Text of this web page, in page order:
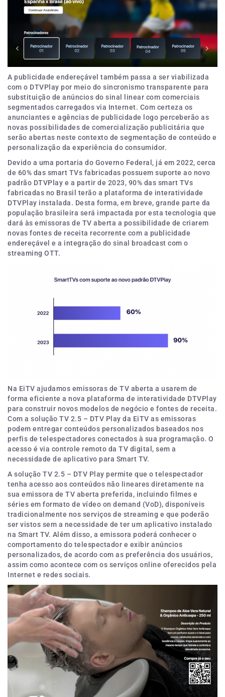
A publicidade endereçável também passa a ser viabilizada
com o DTVPlay por meio do sincronismo transparente para
substituição de anúncios do sinal linear com comerciais
segmentados carregados via Internet. Com certeza os
anunciantes e agências de publicidade logo perceberão as
novas possibilidades de comercialização publicitária que
serão abertas neste contexto de segmentação de conteúdo e
personalização da experiência do consumidor.
Devido a uma portaria do Governo Federal, já em 2022, cerca
de 60% das smart TVs fabricadas possuem suporte ao novo
padrão DTVPlay e a partir de 2023, 90% das smart TVs
fabricadas no Brasil terão a plataforma de interatividade
DTVPlay instalada. Desta forma, em breve, grande parte da
população brasileira será impactada por esta tecnologia que
dará às emissoras de TV aberta a possibilidade de criarem
novas fontes de receita recorrente com a publicidade
endereçável e a integração do sinal broadcast com o
streaming OTT.
Na EiTV ajudamos emissoras de TV aberta a usarem de
forma eficiente a nova plataforma de interatividade DTVPlay
para construir novos modelos de negócio e fontes de receita.
Com a solução TV 2.5 – DTV Play da EiTV as emissoras
podem entregar conteúdos personalizados baseados nos
perfis de telespectadores conectados à sua programação. O
acesso é via controle remoto da TV digital, sem a
necessidade de aplicativo para Smart TV.
A solução TV 2.5 – DTV Play permite que o telespectador
tenha acesso aos conteúdos não lineares diretamente na
sua emissora de TV aberta preferida, incluindo filmes e
séries em formato de vídeo on demand (VoD), disponíveis
tradicionalmente nos serviços de streaming e que poderão
ser vistos sem a necessidade de ter um aplicativo instalado
na Smart TV. Além disso, a emissora poderá conhecer o
comportamento do telespectador e exibir anúncios
personalizados, de acordo com as preferência dos usuários,
assim como acontece com os serviços online oferecidos pela
Internet e redes sociais.